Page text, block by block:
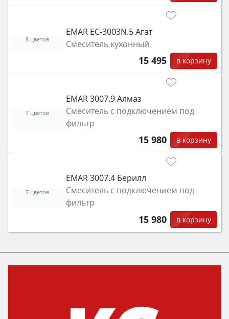
EMAR EC-3003N.5 Агат
Смеситель кухонный
15 495 в корзину
8 цветов
EMAR 3007.9 Алмаз
Смеситель с подключением под
фильтр
15 980 в корзину
7 цветов
EMAR 3007.4 Берилл
Смеситель с подключением под
фильтр
15 980 в корзину
7 цветов